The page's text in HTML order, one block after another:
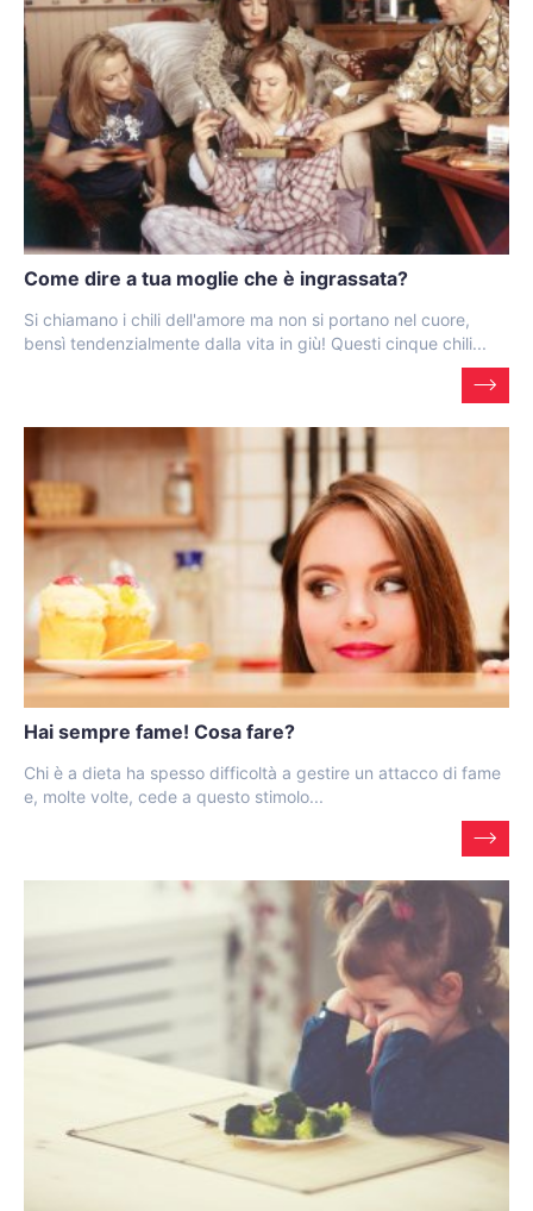
Come dire a tua moglie che è ingrassata?
Si chiamano i chili dell'amore ma non si portano nel cuore,
bensì tendenzialmente dalla vita in giù! Questi cinque chili...
Hai sempre fame! Cosa fare?
Chi è a dieta ha spesso difficoltà a gestire un attacco di fame
e, molte volte, cede a questo stimolo...